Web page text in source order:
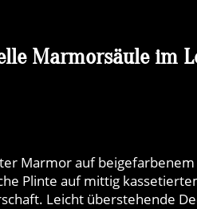
Marmorsäule im
Marmor auf beigefarbenem
Plinte auf mittig
Leicht überstehende